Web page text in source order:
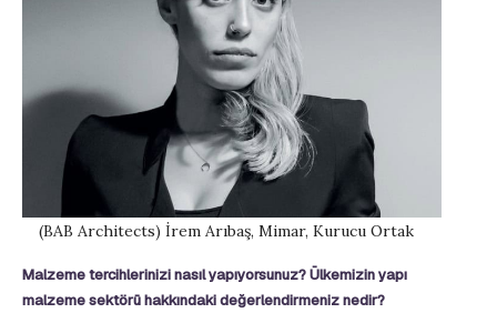
(BAB Architects) İrem Arıbaş, Mimar, Kurucu Ortak
Malzeme tercihlerinizi nasıl yapıyorsunuz? Ülkemizin yapı
malzeme sektörü hakkındaki değerlendirmeniz nedir?